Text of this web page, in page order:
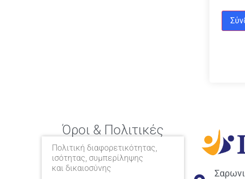
Όροι & Πολιτικές
Πολιτική διαφορετικότητας,
ισότητας, συμπερίληψης
και δικαιοσύνης